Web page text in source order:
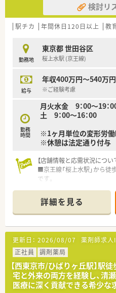
【こんな方にオススメ】
■平日の勤務時間が少し長
希望される方に最適です。
働きたいとお考えの方におす
■管理薬剤師として、これ
舗運営に携わりたい方にご提
検討リ
駅チカ 年間休日120日以上 教
勤務地
東京都 世田谷区
桜上水駅 (京王線)
給与
年収400万円～540万円
※ご経験考慮
勤務
時間
月火水金 9：00～19：
土 9：00～16：00
※1ヶ月単位の変形労
※休憩は法定通り付与
【店舗情報と応需状況につい
■京王線「桜上水駅」から
です。
科を応需しています。
■薬剤師1～2名体制で、医
ています。
【募集背景と求める人物像に
■今回は体制強化のための
方を求めています。
■調剤経験が1年以上ある方
が浅くても相談可能です。
■一人体制の時間帯もあるた
を持って働きたい方が合っ
詳細を見る
更新日： 2026/08/07 薬剤師求人
正社員
調剤薬局
【西東京市/ひばりヶ丘駅】駅
宅と外来の両方を経験し、清
医療に深く貢献できる希少な